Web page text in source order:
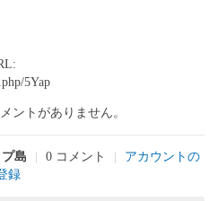
5Yap
ントがありません。
島 0 コメント
アカウントの
録